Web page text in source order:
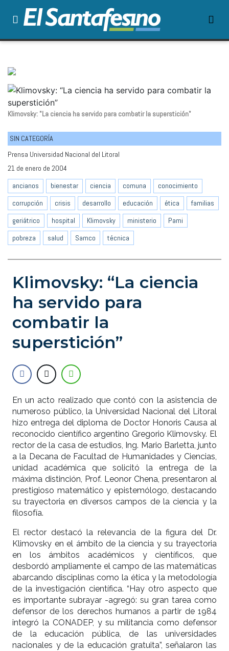
Klimovsky: "La ciencia ha servido para combatir la superstición"
SIN CATEGORÍA
Prensa Universidad Nacional del Litoral
21 de enero de 2004
ancianos
bienestar ciencia comuna
conocimiento
corrupción
crisis desarrollo educación ética
familias
geriátrico
hospital Klimovsky ministerio
Pami
pobreza
salud Samco técnica
Klimovsky: “La ciencia
ha servido para
combatir la
superstición”
En un acto realizado que contó con la asistencia de
numeroso público, la Universidad Nacional del Litoral
hizo entrega del diploma de Doctor Honoris Causa al
reconocido científico argentino Gregorio Klimovsky. El
rector de la casa de estudios, Ing. Mario Barletta, junto
a la Decana de Facultad de Humanidades y Ciencias,
unidad académica que solicitó la entrega de la
máxima distinción, Prof. Leonor Chena, presentaron al
prestigioso matemático y epistemólogo, destacando
su trayectoria en diversos campos de la ciencia y la
filosofía.
El rector destacó la relevancia de la figura del Dr.
Klimovsky en el ámbito de la ciencia y su trayectoria
en los ámbitos académicos y científicos, que
desbordó ampliamente el campo de las matemáticas
abarcando disciplinas como la ética y la metodología
de la investigación científica. “Hay otro aspecto que
es importante subrayar -agregó: su gran tarea como
defensor de los derechos humanos a partir de 1984
integró la CONADEP, y su militancia como defensor
de la educación pública, de las universidades
nacionales y de la educación gratuita”, señalaron las